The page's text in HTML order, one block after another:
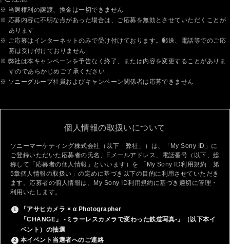
※ 当選権利の譲渡、換金は一切できません
※ 応募内容に不明な点があった場合は、ご応募を無効とさせていただくことが
あります
※ ご応募はインターネットのみで受け付けております。郵送、電話等でのご応
募は受け付けておりません
※ 弊社は本キャンペーンを予告なく終了、または内容を変更することがありま
すのであらかじめご了承ください
※ ソニーグループ社員およびキャンペーン関係者は応募できません
個人情報の取扱いについて
ソニーマーケティング株式会社（以下「弊社」）は、「My Sony ID」に
ご登録いただいた応募者の氏名、Eメールアドレス、電話番号（以下、総
称して「応募者の個人情報」といいます）を 「My Sony ID利用規約 第
5章個人情報の取扱い」の定めに基づき以下の目的に利用させていただき
ます。応募者の個人情報は、My Sony ID利用規約に基づき適切に管理・
利用いたします。
「アサヒカメラ × α Photographer
「CHANGE」 -ミラーレスカメラで変わった鉄道写真-」（以下本イ
ベント）の抽選
本イベント当選者へのご連絡